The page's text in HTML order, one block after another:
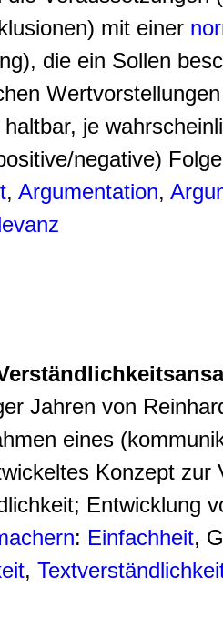
mit einer
die ein Sollen
je
negative)
, Argumentation,
Jahren von
eines
Konzept zur
Entwicklung
: Einfachheit,
,